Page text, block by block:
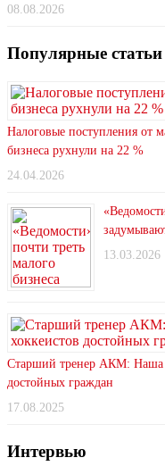
08.08.2026
Популярные статьи
Налоговые поступления от
бизнеса рухнули на 22 %
24.04.2026
13.03.2026
Старший тренер АКМ: Наша
достойных граждан
17.08.2025
Интервью